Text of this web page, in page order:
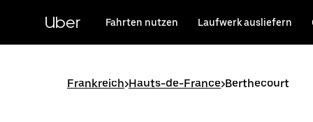
HauptinhaltUber Fahrten nutzen Laufwerk ausliefern
Frankreich>Hauts-de-France>Berthecourt